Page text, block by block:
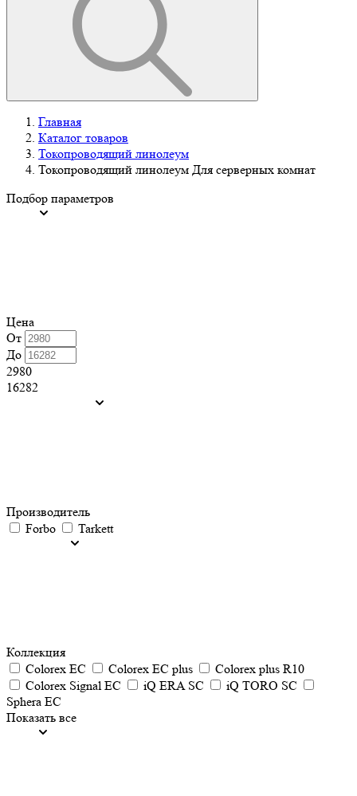
Главная
Каталог товаров
Токопроводящий линолеум
Токопроводящий линолеум Для серверных комнат
Подбор параметров
Цена
От
До
2980
16282
Производитель
Forbo
Tarkett
Коллекция
Colorex EC
Colorex EC plus
Colorex plus R10
Colorex Signal EC
iQ ERA SC
iQ TORO SC
Sphera EC
Показать все